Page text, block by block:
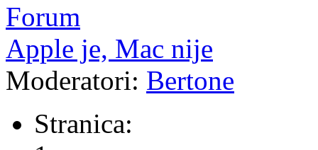
Forum
Apple je, Mac nije
Moderatori: Bertone
Stranica: